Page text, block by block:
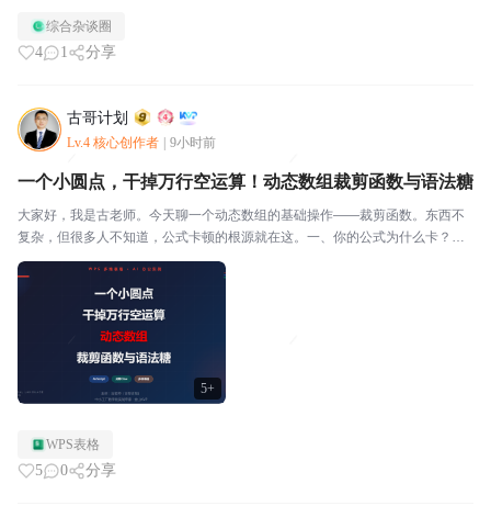
综合杂谈圈
4 1 分享
古哥计划
Lv.4 核心创作者 9小时前
5+
一个小圆点，干掉万行空运算！动态数组裁剪函数与语法糖
大家好，我是古老师。今天聊一个动态数组的基础操作——裁剪函数。东西不
复杂，但很多人不知道，公式卡顿的根源就在这。一、你的公式为什么卡？你
写了个公式，引用 B:B 整列。表格里有效数据就8行。但 SUM(B:B) 会把整列1
04.8576万行全部跑一遍。8行...
WPS表格
5 0 分享